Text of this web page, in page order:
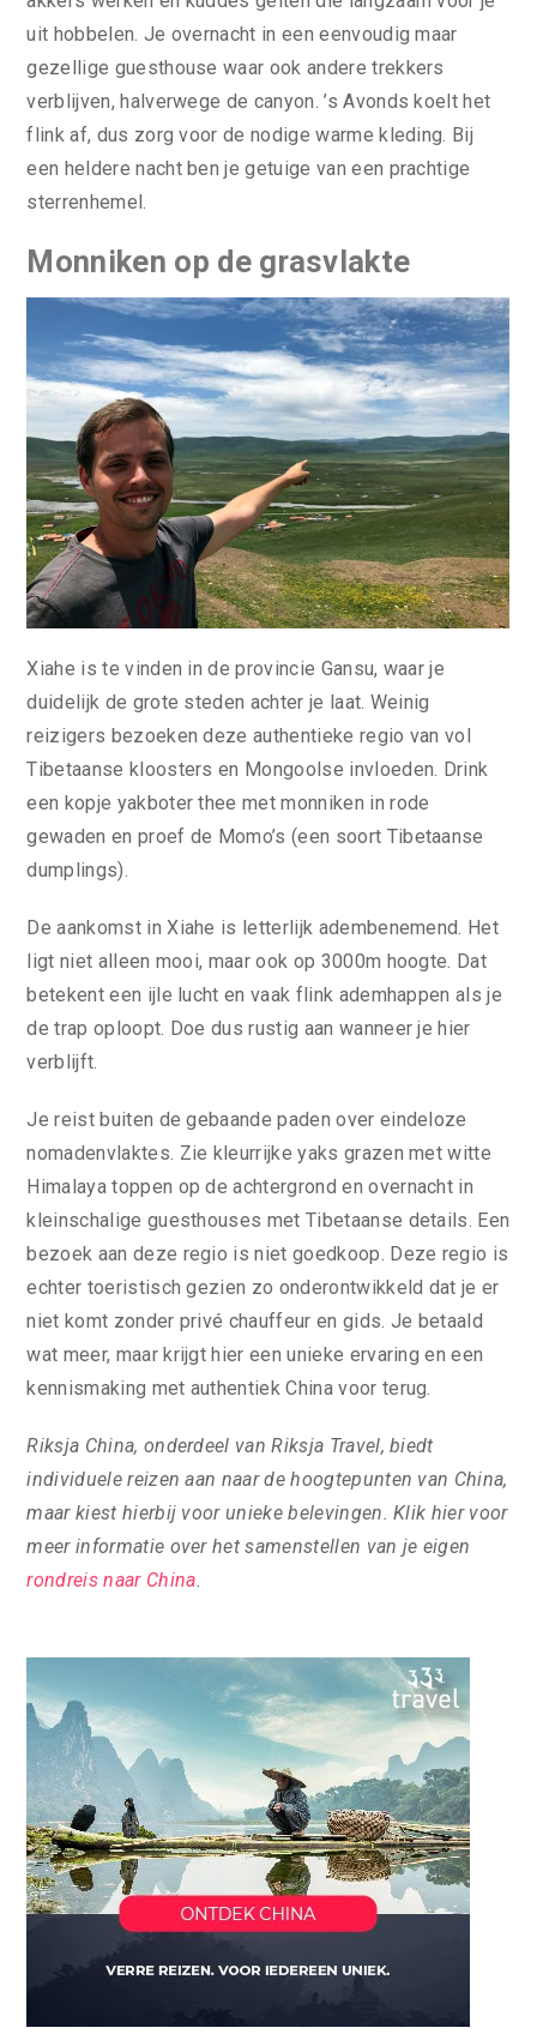
uit hobbelen. Je overnacht in een eenvoudig maar
gezellige guesthouse waar ook andere trekkers
verblijven, halverwege de canyon. ’s Avonds koelt het
flink af, dus zorg voor de nodige warme kleding. Bij
een heldere nacht ben je getuige van een prachtige
sterrenhemel.
Monniken op de grasvlakte
Xiahe is te vinden in de provincie Gansu, waar je
duidelijk de grote steden achter je laat. Weinig
reizigers bezoeken deze authentieke regio van vol
Tibetaanse kloosters en Mongoolse invloeden. Drink
een kopje yakboter thee met monniken in rode
gewaden en proef de Momo’s (een soort Tibetaanse
dumplings).
De aankomst in Xiahe is letterlijk adembenemend. Het
ligt niet alleen mooi, maar ook op 3000m hoogte. Dat
betekent een ijle lucht en vaak flink ademhappen als je
de trap oploopt. Doe dus rustig aan wanneer je hier
verblijft.
Je reist buiten de gebaande paden over eindeloze
nomadenvlaktes. Zie kleurrijke yaks grazen met witte
Himalaya toppen op de achtergrond en overnacht in
kleinschalige guesthouses met Tibetaanse details. Een
bezoek aan deze regio is niet goedkoop. Deze regio is
echter toeristisch gezien zo onderontwikkeld dat je er
niet komt zonder privé chauffeur en gids. Je betaald
wat meer, maar krijgt hier een unieke ervaring en een
kennismaking met authentiek China voor terug.
Riksja China, onderdeel van Riksja Travel, biedt
individuele reizen aan naar de hoogtepunten van China,
maar kiest hierbij voor unieke belevingen. Klik hier voor
meer informatie over het samenstellen van je eigen
rondreis naar China.